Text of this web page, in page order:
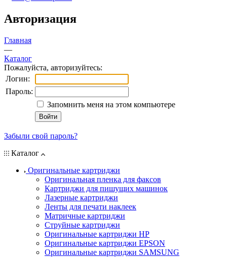
Авторизация
Главная
—
Каталог
Пожалуйста, авторизуйтесь:
Логин:
Пароль:
Запомнить меня на этом компьютере
Забыли свой пароль?
Каталог
Оригинальные картриджи
Оригинальная пленка для факсов
Картриджи для пишущих машинок
Лазерные картриджи
Ленты для печати наклеек
Матричные картриджи
Струйные картриджи
Оригинальные картриджи HP
Оригинальные картриджи EPSON
Оригинальные картриджи SAMSUNG